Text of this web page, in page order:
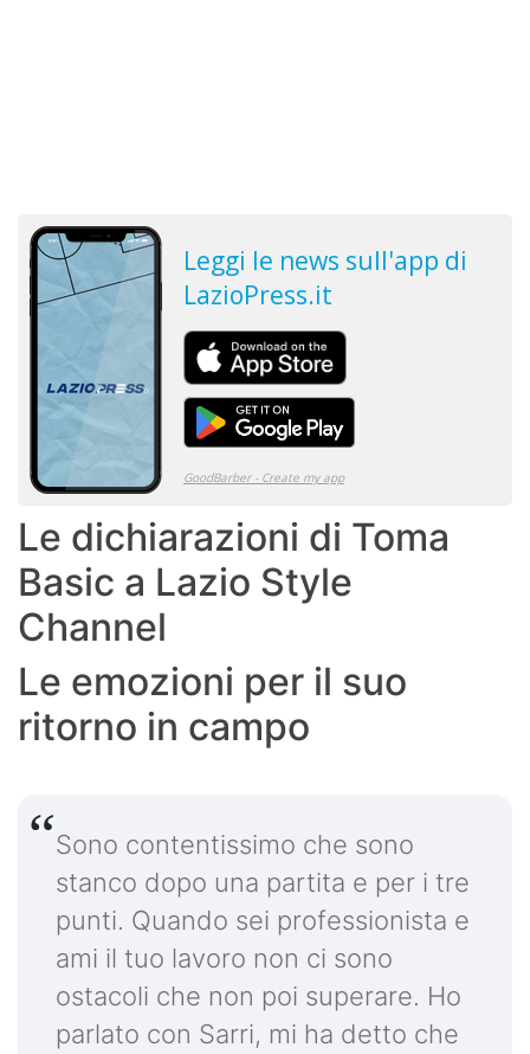
Le dichiarazioni di Toma
Basic a Lazio Style
Channel
Le emozioni per il suo
ritorno in campo
Sono contentissimo che sono
stanco dopo una partita e per i tre
punti. Quando sei professionista e
ami il tuo lavoro non ci sono
ostacoli che non poi superare. Ho
parlato con Sarri, mi ha detto che